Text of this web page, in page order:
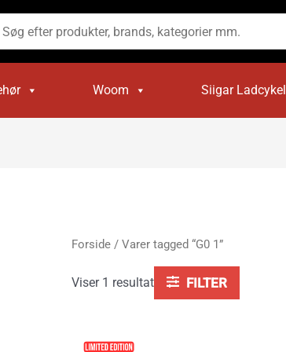
Woom Siigar Ladcykel
Forside/ Varer tagged “G0 1”
Viser 1 resultat FILTER